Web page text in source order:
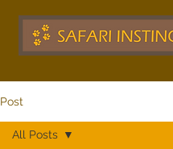
Post
All Posts